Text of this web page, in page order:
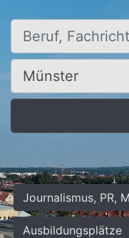
Beruf, Fachrichtung,
Ort, Stadt
Journalismus, PR,
Ausbildungsplätze